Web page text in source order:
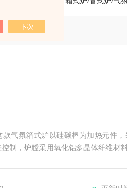
款气氛箱式炉以硅碳棒为加热元件
制，炉膛采用氧化铝多晶体纤维材